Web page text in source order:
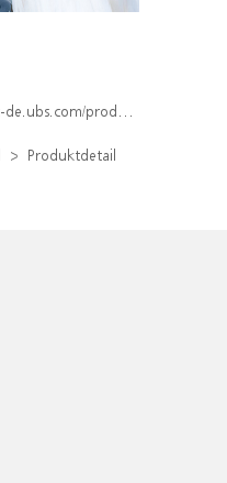
detail/index/isin/DE000WA8M8E1
Produktdetail